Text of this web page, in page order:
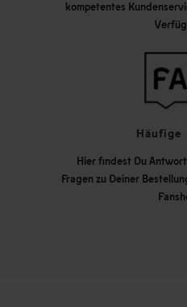
kompetentes
Häufige
Hier findest Du
Fragen zu Deiner